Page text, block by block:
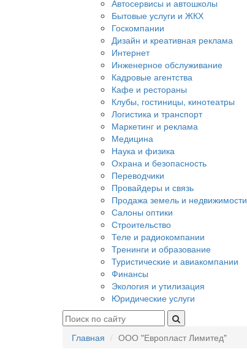
Автосервисы и автошколы
Бытовые услуги и ЖКХ
Госкомпании
Дизайн и креативная реклама
Интернет
Инженерное обслуживание
Кадровые агентства
Кафе и рестораны
Клубы, гостиницы, кинотеатры
Логистика и транспорт
Маркетинг и реклама
Медицина
Наука и физика
Охрана и безопасность
Переводчики
Провайдеры и связь
Продажа земель и недвижимости
Салоны оптики
Строительство
Теле и радиокомпании
Тренинги и образование
Туристические и авиакомпании
Финансы
Экология и утилизация
Юридические услуги
Главная ООО "Европласт Лимитед"